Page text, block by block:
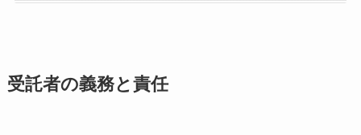
受託者の義務と責任